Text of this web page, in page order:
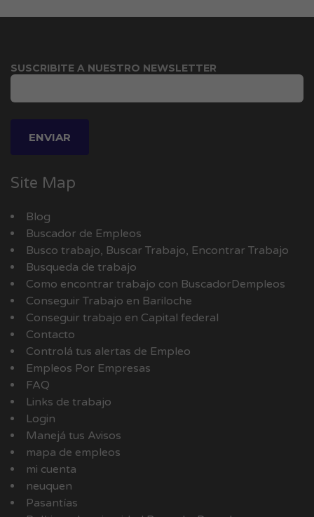
SUSCRIBITE A NUESTRO NEWSLETTER
Site Map
Blog
Buscador de Empleos
Busco trabajo, Buscar Trabajo, Encontrar Trabajo
Busqueda de trabajo
Como encontrar trabajo con BuscadorDempleos
Conseguir Trabajo en Bariloche
Conseguir trabajo en Capital federal
Contacto
Controlá tus alertas de Empleo
Empleos Por Empresas
FAQ
Links de trabajo
Login
Manejá tus Avisos
mapa de empleos
mi cuenta
neuquen
Pasantías